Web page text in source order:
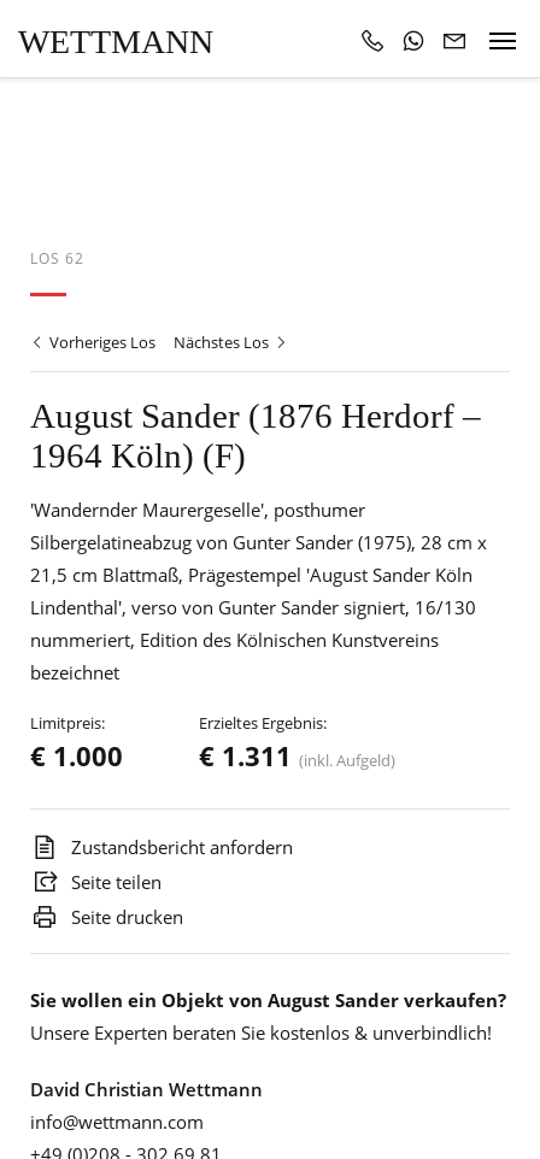
WETTMANN
LOS 62
Vorheriges Los Nächstes Los
August Sander (1876 Herdorf –
1964 Köln) (F)
'Wandernder Maurergeselle', posthumer
Silbergelatineabzug von Gunter Sander (1975), 28 cm x
21,5 cm Blattmaß, Prägestempel 'August Sander Köln
Lindenthal', verso von Gunter Sander signiert, 16/130
nummeriert, Edition des Kölnischen Kunstvereins
bezeichnet
Limitpreis:
€ 1.000
Erzieltes Ergebnis:
€ 1.311 (inkl. Aufgeld)
Zustandsbericht anfordern
Seite teilen
Seite drucken
Sie wollen ein Objekt von August Sander verkaufen?
Unsere Experten beraten Sie kostenlos & unverbindlich!
David Christian Wettmann
info@wettmann.com
+49 (0)208 - 302 69 81